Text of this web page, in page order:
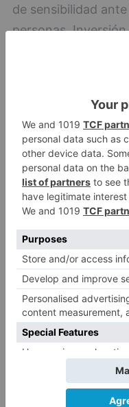
de sensibilidad
personas.
es necesario un
autonómico.
Estamos ante un
aunque no
ahora más que